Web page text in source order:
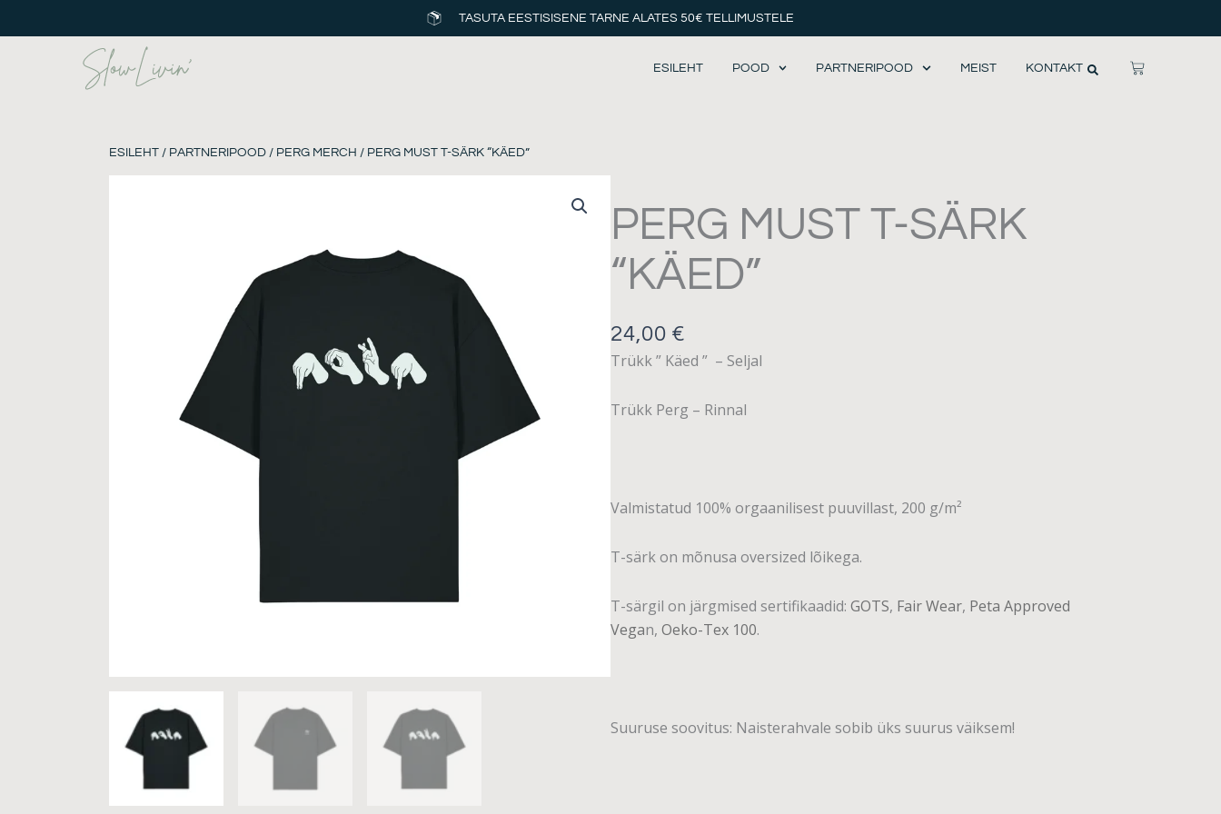
to
TASUTA EESTISISENE TARNE ALATES 50€ TELLIMUSTELE
ESILEHT POOD PARTNERIPOOD MEIST KONTAKT
CART
ESILEHT / PARTNERIPOOD / PERG MERCH / PERG MUST T-SÄRK “KÄED”
PERG MUST T-SÄRK
“KÄED”
24,00 €
Trükk ” Käed ” – Seljal
Trükk Perg – Rinnal
Valmistatud 100% orgaanilisest puuvillast, 200 g/m²
T-särk on mõnusa oversized lõikega.
T-särgil on järgmised sertifikaadid: GOTS, Fair Wear, Peta Approved
Vegan, Oeko-Tex 100.
Suuruse soovitus: Naisterahvale sobib üks suurus väiksem!